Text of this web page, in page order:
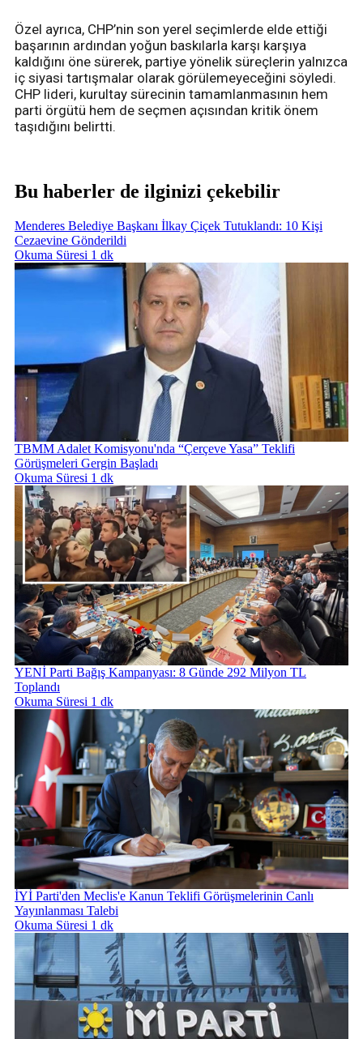
Özel ayrıca, CHP’nin son yerel seçimlerde elde ettiği
başarının ardından yoğun baskılarla karşı karşıya
kaldığını öne sürerek, partiye yönelik süreçlerin yalnızca
iç siyasi tartışmalar olarak görülemeyeceğini söyledi.
CHP lideri, kurultay sürecinin tamamlanmasının hem
parti örgütü hem de seçmen açısından kritik önem
taşıdığını belirtti.
Bu haberler de ilginizi çekebilir
Menderes Belediye Başkanı İlkay Çiçek Tutuklandı: 10 Kişi
Cezaevine Gönderildi
Okuma Süresi 1 dk
TBMM Adalet Komisyonu'nda “Çerçeve Yasa” Teklifi
Görüşmeleri Gergin Başladı
Okuma Süresi 1 dk
YENİ Parti Bağış Kampanyası: 8 Günde 292 Milyon TL
Toplandı
Okuma Süresi 1 dk
İYİ Parti'den Meclis'e Kanun Teklifi Görüşmelerinin Canlı
Yayınlanması Talebi
Okuma Süresi 1 dk